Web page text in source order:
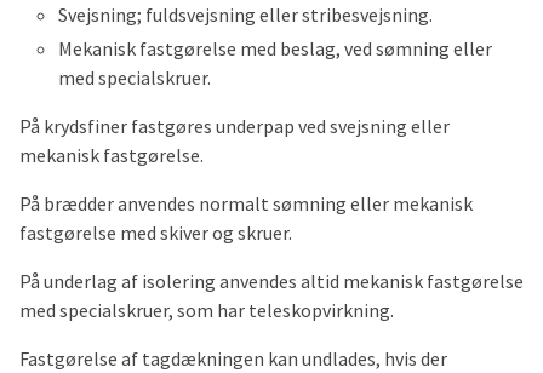
Svejsning; fuldsvejsning eller stribesvejsning.
Mekanisk fastgørelse med beslag, ved sømning eller
med specialskruer.
På krydsfiner fastgøres underpap ved svejsning eller
mekanisk fastgørelse.
På brædder anvendes normalt sømning eller mekanisk
fastgørelse med skiver og skruer.
På underlag af isolering anvendes altid mekanisk fastgørelse
med specialskruer, som har teleskopvirkning.
Fastgørelse af tagdækningen kan undlades, hvis der